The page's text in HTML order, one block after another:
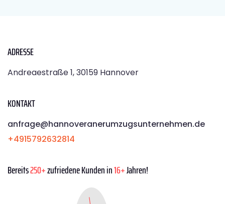
ADRESSE
Andreaestraße 1, 30159 Hannover
KONTAKT
anfrage@hannoveranerumzugsunternehmen.de
+4915792632814
Bereits250+zufriedene Kunden in16+Jahren!